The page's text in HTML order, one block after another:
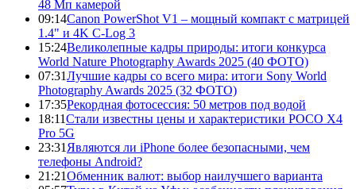
48 Мп камерой
09:14Canon PowerShot V1 – мощный компакт с матрицей
1.4" и 4K C-Log 3
15:24Великолепные кадры природы: итоги конкурса
World Nature Photography Awards 2025 (40 ФОТО)
07:31Лучшие кадры со всего мира: итоги Sony World
Photography Awards 2025 (32 ФОТО)
17:35Рекордная фотосессия: 50 метров под водой
18:11Стали известны цены и характеристики POCO X4
Pro 5G
23:31 Являются ли iPhone более безопасными, чем
телефоны Android?
21:21Обменник валют: выбор наилучшего варианта